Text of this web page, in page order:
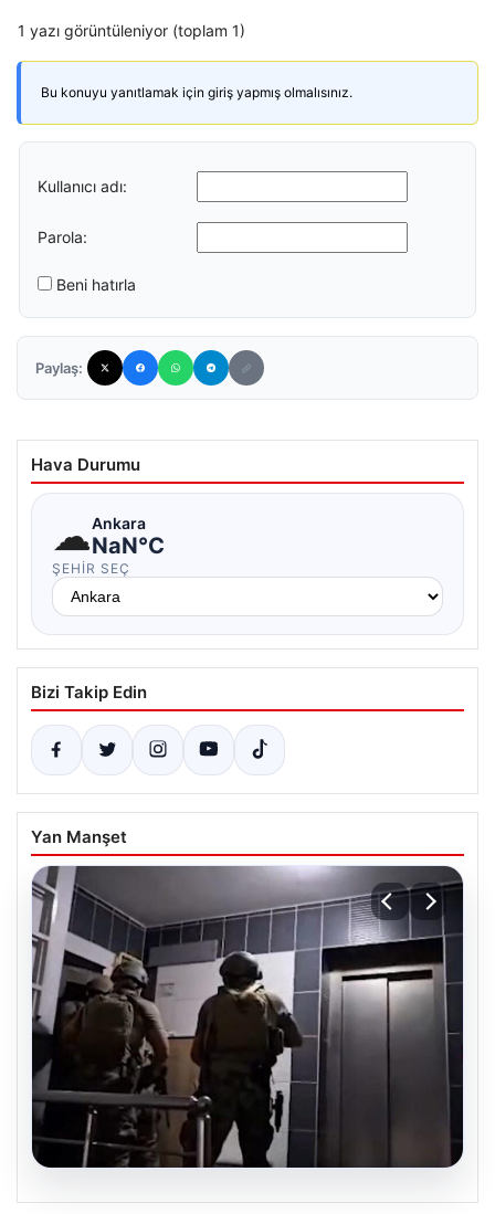
1 yazı görüntüleniyor (toplam 1)
Bu konuyu yanıtlamak için giriş yapmış olmalısınız.
Kullanıcı adı:
Parola:
Beni hatırla
Paylaş:
Hava Durumu
☁Ankara
NaN°C
ŞEHIR SEÇ
Bizi Takip Edin
Yan Manşet